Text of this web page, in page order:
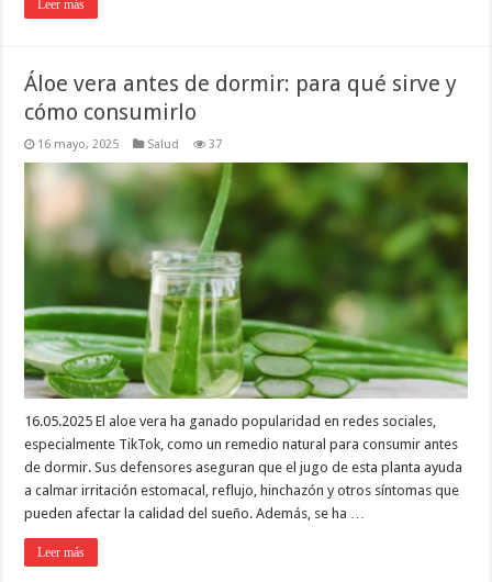
Leer más
Áloe vera antes de dormir: para qué sirve y
cómo consumirlo
16 mayo, 2025 Salud 37
16.05.2025 El aloe vera ha ganado popularidad en redes sociales,
especialmente TikTok, como un remedio natural para consumir antes
de dormir. Sus defensores aseguran que el jugo de esta planta ayuda
a calmar irritación estomacal, reflujo, hinchazón y otros síntomas que
pueden afectar la calidad del sueño. Además, se ha …
Leer más